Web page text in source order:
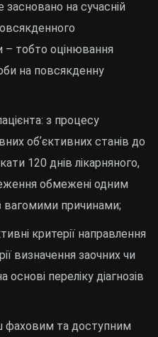
засновано на сучасній
– тобто оцінювання
на повсякденну
з процесу
обʼєктивних станів до
120 днів лікарняного,
обмежені одним
вагомими причинами;
критерії направлення
визначення заочних чи
основі переліку діагнозів
фаховим та доступним